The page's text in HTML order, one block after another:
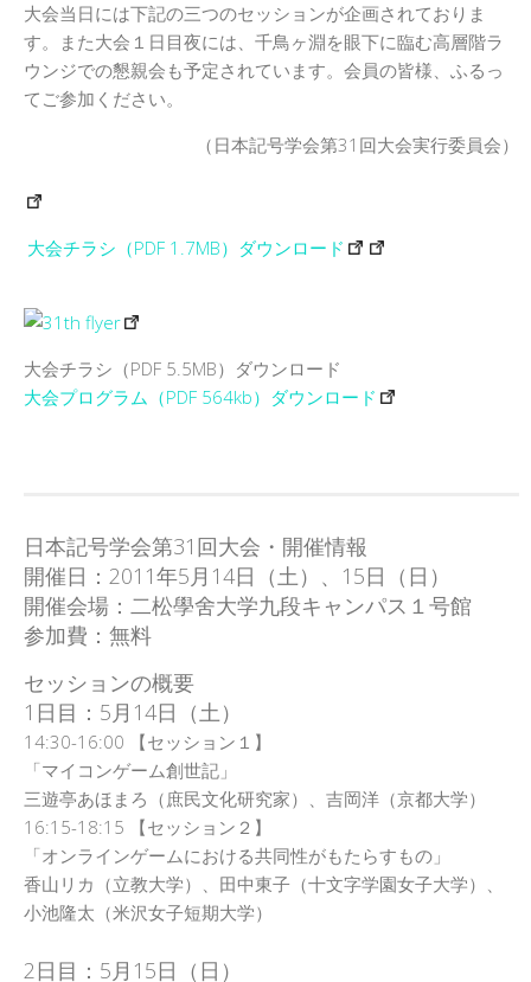
大会当日には下記の三つのセッションが企画されておりま
す。また大会１日目夜には、千鳥ヶ淵を眼下に臨む高層階ラ
ウンジでの懇親会も予定されています。会員の皆様、ふるっ
てご参加ください。
（日本記号学会第31回大会実行委員会）
大会チラシ（PDF 1.7MB）ダウンロード
大会チラシ（PDF 5.5MB）ダウンロード
大会プログラム（PDF 564kb）ダウンロード
日本記号学会第31回大会・開催情報
開催日：2011年5月14日（土）、15日（日）
開催会場：二松學舍大学九段キャンパス１号館
参加費：無料
セッションの概要
1日目：5月14日（土）
14:30-16:00 【セッション１】
「マイコンゲーム創世記」
三遊亭あほまろ（庶民文化研究家）、吉岡洋（京都大学）
16:15-18:15 【セッション２】
「オンラインゲームにおける共同性がもたらすもの」
香山リカ（立教大学）、田中東子（十文字学園女子大学）、
小池隆太（米沢女子短期大学）
2日目：5月15日（日）